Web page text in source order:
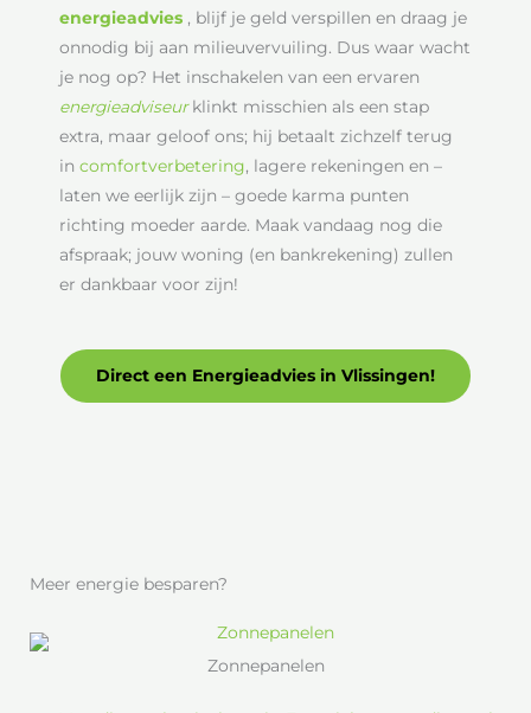
energieadvies , blijf je geld verspillen en draag je
onnodig bij aan milieuvervuiling. Dus waar wacht
je nog op? Het inschakelen van een ervaren
energieadviseurklinkt misschien als een stap
extra, maar geloof ons; hij betaalt zichzelf terug
in comfortverbetering, lagere rekeningen en –
laten we eerlijk zijn – goede karma punten
richting moeder aarde. Maak vandaag nog die
afspraak; jouw woning (en bankrekening) zullen
er dankbaar voor zijn!
Direct een Energieadvies in Vlissingen!
Meer energie besparen?
Zonnepanelen